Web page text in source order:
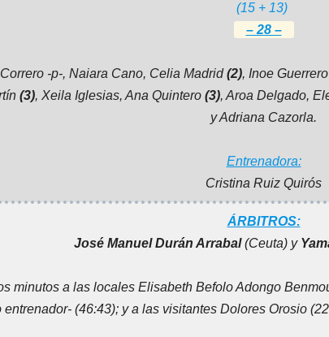
(15 + 13)
– 28 –
-p-, Naiara Cano, Celia Madrid(2), Inoe Guerrero
(3), Xeila Iglesias, Ana Quintero (3), Aroa Delgado,
y Adriana Cazorla.
Entrenadora:
Cristina Ruiz Quirós
ÁRBITROS:
José Manuel Durán Arrabal(Ceuta) y
minutos a las locales Elisabeth Befolo Adongo
entrenador- (46:43); y a las visitantes Dolores Orosio